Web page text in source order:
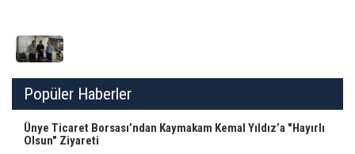
Popüler Haberler
Ünye Ticaret Borsası’ndan Kaymakam Kemal Yıldız’a "Hayırlı
Olsun" Ziyareti